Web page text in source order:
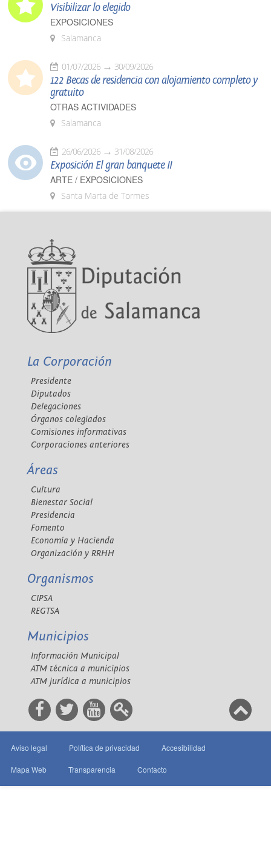
Visibilizar lo elegido
EXPOSICIONES
Salamanca
01/07/2026 30/09/2026
122 Becas de residencia con alojamiento completo y
gratuito
OTRAS ACTIVIDADES
Salamanca
26/06/2026 31/08/2026
Exposición El gran banquete II
ARTE / EXPOSICIONES
Santa Marta de Tormes
La Corporación
Presidente
Diputados
Delegaciones
Órganos colegiados
Comisiones informativas
Corporaciones anteriores
Áreas
Cultura
Bienestar Social
Presidencia
Fomento
Economía y Hacienda
Organización y RRHH
Organismos
CIPSA
REGTSA
Municipios
Información Municipal
ATM técnica a municipios
ATM jurídica a municipios
Aviso legal Política de privacidad Accesibilidad
Mapa Web Transparencia Contacto